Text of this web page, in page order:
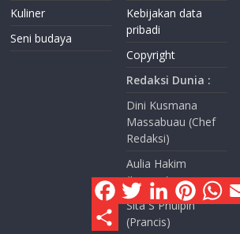
Kuliner
Seni budaya
Kebijakan data
pribadi
Copyright
Redaksi Dunia :
Dini Kusmana
Massabuau (Chef
Redaksi)
Aulia Hakim
(Jerman)
Sita S Phulpin
(Prancis)
F
a
c
T
w
i
t
L
n
P
n
W
h
a